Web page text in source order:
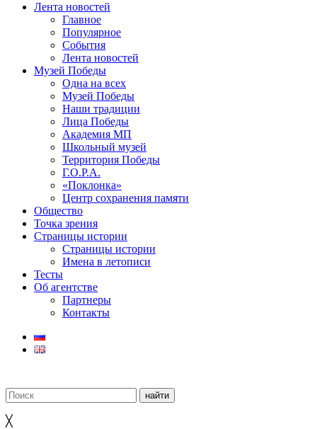
Лента новостей
Главное
Популярное
События
Лента новостей
Музей Победы
Одна на всех
Музей Победы
Наши традиции
Лица Победы
Академия МП
Школьный музей
Территория Победы
Г.О.Р.А.
«Поклонка»
Центр сохранения памяти
Общество
Точка зрения
Страницы истории
Страницы истории
Имена в летописи
Тесты
Об агентстве
Партнеры
Контакты
╳